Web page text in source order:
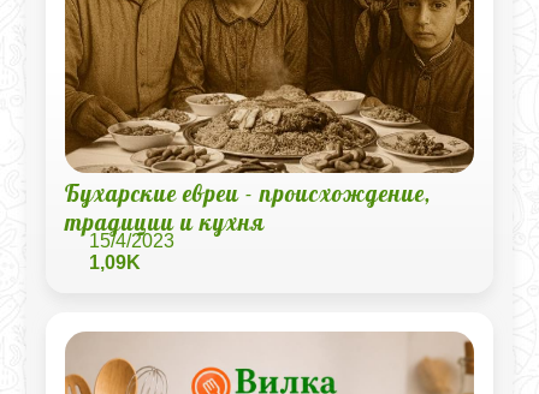
Бухарские евреи - происхождение,
традиции и кухня
15/4/2023
1,09K